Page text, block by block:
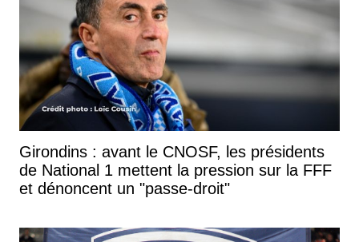
Girondins : avant le CNOSF, les présidents
de National 1 mettent la pression sur la FFF
et dénoncent un "passe-droit"